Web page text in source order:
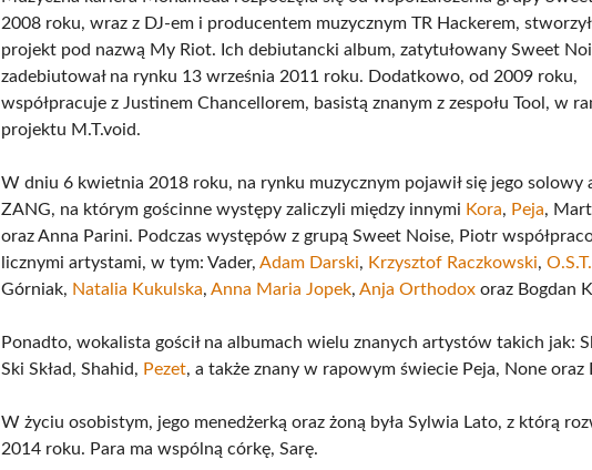
2008 roku, wraz z DJ-em i producentem muzycznym TR Hackerem,
projekt pod nazwą My Riot. Ich debiutancki album, zatytułowany Sweet
zadebiutował na rynku 13 września 2011 roku. Dodatkowo, od 2009 roku,
współpracuje z Justinem Chancellorem, basistą znanym z zespołu Tool, w
projektu M.T.void.
W dniu 6 kwietnia 2018 roku, na rynku muzycznym pojawił się jego solowy
ZANG, na którym gościnne występy zaliczyli między innymi Kora, Peja,
oraz Anna Parini. Podczas występów z grupą Sweet Noise, Piotr
licznymi artystami, w tym: Vader,Adam Darski, Krzysztof Raczkowski,
Górniak, Natalia Kukulska,Anna Maria Jopek,Anja Orthodox oraz Bogdan
Ponadto, wokalista gościł na albumach wielu znanych artystów takich jak:
Ski Skład, Shahid, Pezet, a także znany w rapowym świecie Peja, None oraz
W życiu osobistym, jego menedżerką oraz żoną była Sylwia Lato, z którą
2014 roku. Para ma wspólną córkę, Sarę.